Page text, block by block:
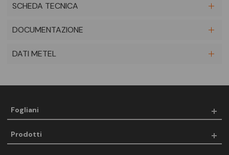
SCHEDA TECNICA
DOCUMENTAZIONE
DATI METEL
Fogliani
Prodotti